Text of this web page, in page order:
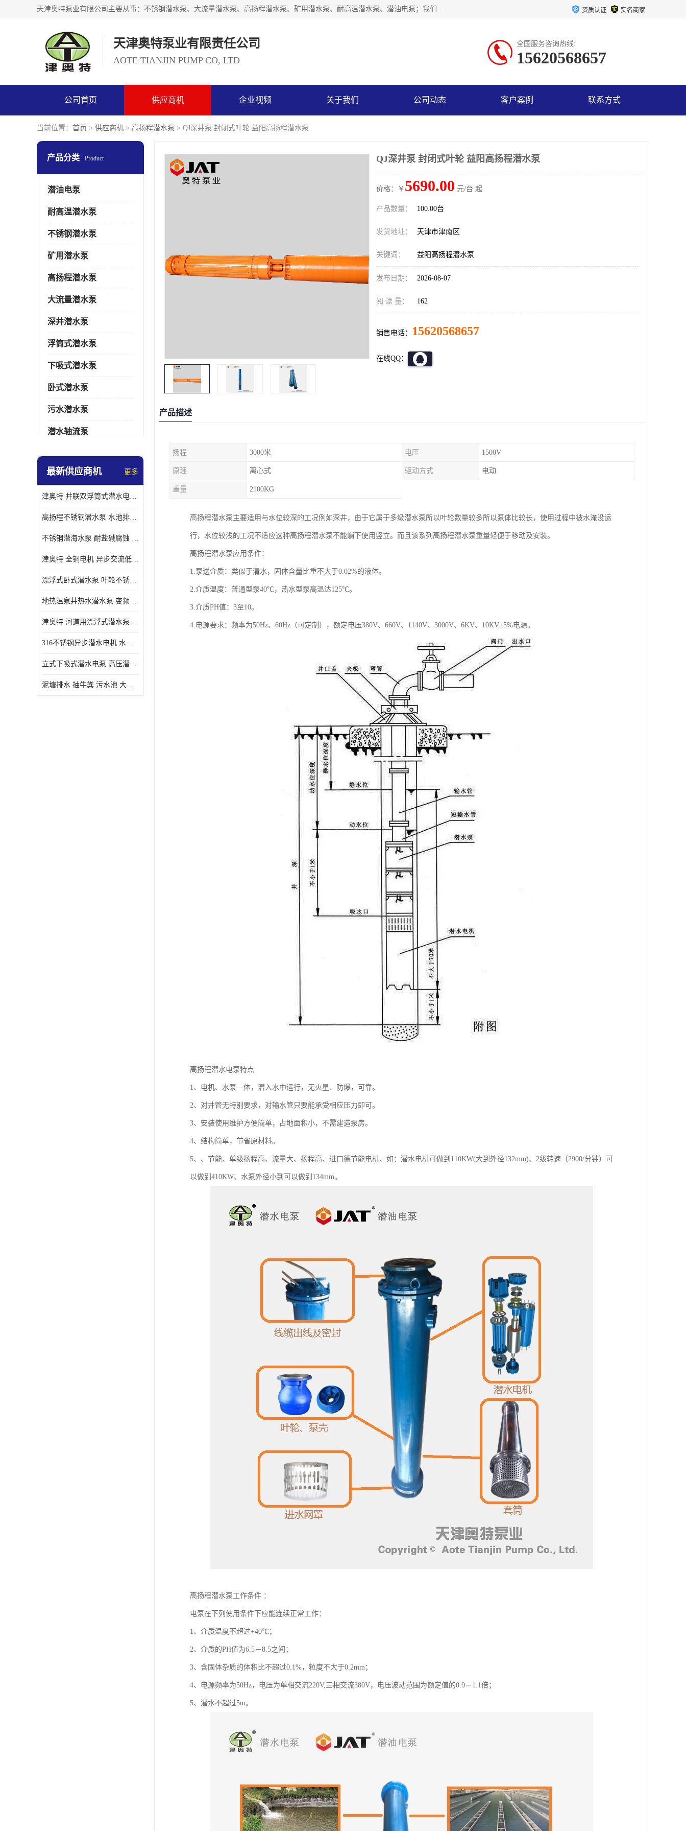
天津奥特泵业有限公司主要从事：不锈钢潜水泵、大流量潜水泵、高扬程潜水泵、矿用潜水泵、耐高温潜水泵、潜油电泵；我们以开发研制生产各种用途的水泵为主，历经十多年艰苦创业，已成为总资产达伍仟多万元，占地面积1万多平方米，年生产能力几百万（台）套，形成集设计研发、制造安装、技术服务于一体的现代规模型企业。 资质认证 实名商家
天津奥特泵业有限责任公司
AOTE TIANJIN PUMP CO, LTD
全国服务咨询热线:
15620568657
公司首页 供应商机 企业视频 关于我们 公司动态 客户案例 联系方式
当前位置： 首页 > 供应商机 > 高扬程潜水泵 > QJ深井泵 封闭式叶轮 益阳高扬程潜水泵
产品分类 Product
潜油电泵
耐高温潜水泵
不锈钢潜水泵
矿用潜水泵
高扬程潜水泵
大流量潜水泵
深井潜水泵
浮筒式潜水泵
下吸式潜水泵
卧式潜水泵
污水潜水泵
潜水轴流泵
螺旋离心泵
控制柜
最新供应商机 更多
津奥特 并联双浮筒式潜水电泵 矿山抢险泵 大流量卧式安装 可提供定制
高扬程不锈钢潜水泵 水池排水 变频 井用潜水电泵供应 能耗低 工厂批发
不锈钢潜海水泵 耐盐碱腐蚀 大流量 立式卧式下吸式安装 厂家定制
津奥特 全铜电机 异步交流低压潜水电机 运行稳定售后质保 致电咨询
漂浮式卧式潜水泵 叶轮不锈钢材质 大流量 变频抽水泵 厂家质保售后
地热温泉井热水潜水泵 变频不锈钢 130直径油泵 高温深井泵 津奥特
津奥特 河道用漂浮式潜水泵 不锈钢泵轴 大口径大流量 产品可定制
316不锈钢异步潜水电机 水冷式 可连续运行 定制功率电压 奥特泵业
立式下吸式潜水电泵 高压潜水排沙泵 大功率 深水施工作业 型号可定制
泥塘排水 抽牛粪 污水池 大口径潜水螺旋离心泵 材质特征 奥特泵业
QJ深井泵 封闭式叶轮 益阳高扬程潜水泵
价格：￥ 5690.00 元/台 起
产品数量： 100.00台
发货地址： 天津市津南区
关键词： 益阳高扬程潜水泵
发布日期： 2026-08-07
阅 读 量： 162
销售电话： 15620568657
在线QQ：
产品描述
扬程 3000米 电压 1500V
原理 离心式 驱动方式 电动
重量 2100KG
高扬程潜水泵主要适用与水位较深的工况例如深井，由于它属于多级潜水泵所以叶轮数量较多所以泵体比较长，使用过程中被水淹没运
行，水位较浅的工况不适应这种高扬程潜水泵不能躺下使用竖立。而且该系列高扬程潜水泵重量轻便于移动及安装。
高扬程潜水泵应用条件：
1.泵送介质：类似于清水，固体含量比重不大于0.02%的液体。
2.介质温度：普通型泵40℃，热水型泵高温达125℃。
3.介质PH值：3至10。
4.电源要求：频率为50Hz、60Hz（可定制），额定电压380V、660V、1140V、3000V、6KV、10KV±5%电源。
高扬程潜水电泵特点
1、电机、水泵—体，潜入水中运行，无火星、防爆，可靠。
2、对井管无特别要求，对输水管只要能承受相应压力即可。
3、安装使用维护方便简单，占地面积小，不需建造泵房。
4、结构简单，节省原材料。
5、、节能、单级扬程高、流量大、扬程高、进口德节能电机、如：潜水电机可做到110KW(大到外径132mm)、2级转速（2900/分钟）可
以做到410KW、水泵外径小到可以做到134mm。
高扬程潜水泵工作条件 ：
电泵在下列使用条件下应能连续正常工作：
1、介质温度不超过+40℃；
2、介质的PH值为6.5－8.5之间；
3、含固体杂质的体积比不超过0.1%，粒度不大于0.2mm；
4、电源频率为50Hz，电压为单相交流220V,三相交流380V，电压波动范围为额定值的0.9－1.1倍；
5、潜水不超过5m。